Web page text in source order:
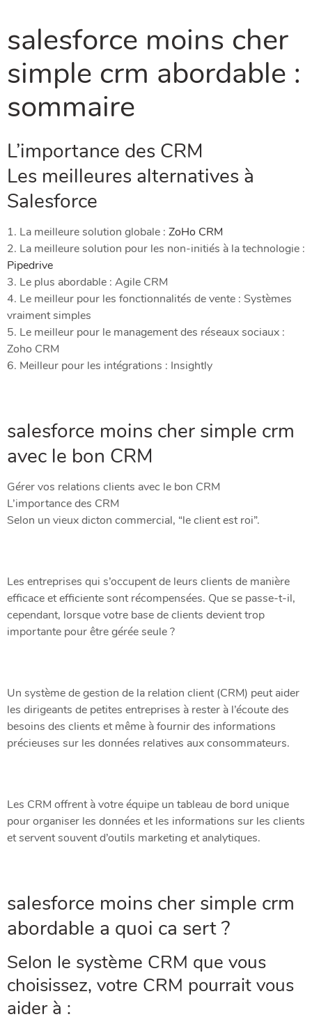
salesforce moins cher
simple crm abordable :
sommaire
L’importance des CRM
Les meilleures alternatives à
Salesforce
1. La meilleure solution globale : ZoHo CRM
2. La meilleure solution pour les non-initiés à la technologie :
Pipedrive
3. Le plus abordable : Agile CRM
4. Le meilleur pour les fonctionnalités de vente : Systèmes
vraiment simples
5. Le meilleur pour le management des réseaux sociaux :
Zoho CRM
6. Meilleur pour les intégrations : Insightly
salesforce moins cher simple crm
avec le bon CRM
Gérer vos relations clients avec le bon CRM
L’importance des CRM
Selon un vieux dicton commercial, “le client est roi”.
Les entreprises qui s’occupent de leurs clients de manière
efficace et efficiente sont récompensées. Que se passe-t-il,
cependant, lorsque votre base de clients devient trop
importante pour être gérée seule ?
Un système de gestion de la relation client (CRM) peut aider
les dirigeants de petites entreprises à rester à l’écoute des
besoins des clients et même à fournir des informations
précieuses sur les données relatives aux consommateurs.
Les CRM offrent à votre équipe un tableau de bord unique
pour organiser les données et les informations sur les clients
et servent souvent d’outils marketing et analytiques.
salesforce moins cher simple crm
abordable a quoi ca sert ?
Selon le système CRM que vous
choisissez, votre CRM pourrait vous
aider à :